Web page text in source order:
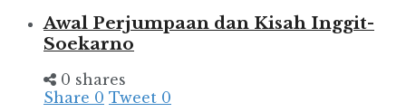
Awal Perjumpaan dan Kisah Inggit-
Soekarno
0 shares
Share 0 Tweet 0